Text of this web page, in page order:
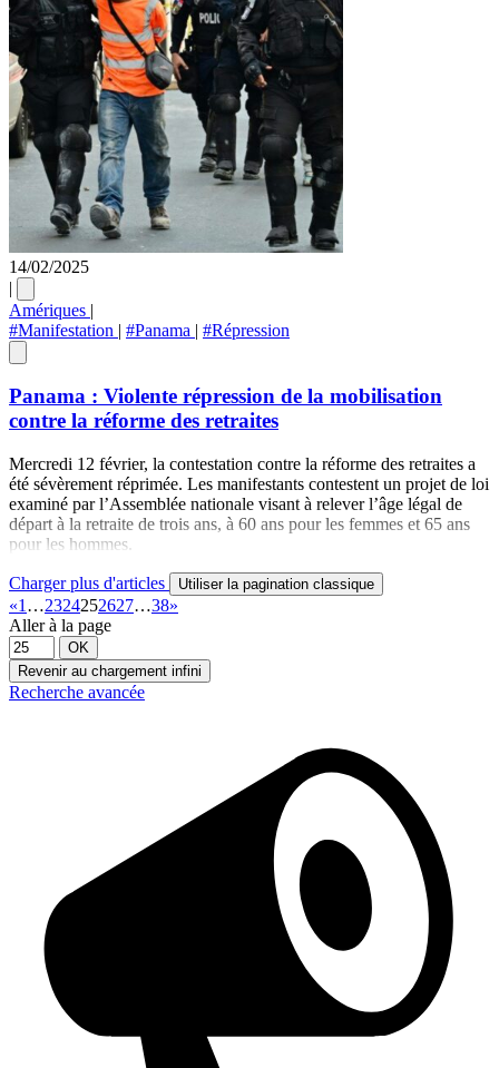
14/02/2025
|
Amériques |
#Manifestation | #Panama | #Répression
Panama : Violente répression de la mobilisation
contre la réforme des retraites
Mercredi 12 février, la contestation contre la réforme des retraites a
été sévèrement réprimée. Les manifestants contestent un projet de loi
examiné par l’Assemblée nationale visant à relever l’âge légal de
départ à la retraite de trois ans, à 60 ans pour les femmes et 65 ans
pour les hommes.
Charger plus d'articles Utiliser la pagination classique
«1 …2324252627…38»
Aller à la page
OK
Revenir au chargement infini
Recherche avancée